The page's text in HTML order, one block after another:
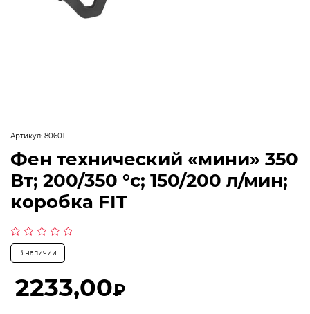
Артикул: 80601
Фен технический «мини» 350
Вт; 200/350 °c; 150/200 л/мин;
коробка FIT
Оценка
из
В наличии
2233,00₽